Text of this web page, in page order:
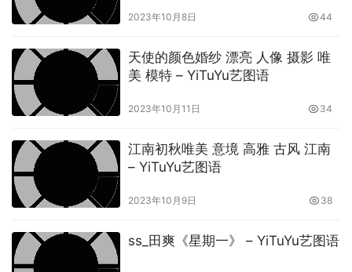
2023年10月8日 44
天使的颜色婚纱 漂亮 人像 摄影 唯
美 模特 – YiTuYu艺图语
2023年10月11日 34
江南初秋唯美 意境 高雅 古风 江南
– YiTuYu艺图语
2023年10月9日 38
ss_田爽《星期一》 – YiTuYu艺图语